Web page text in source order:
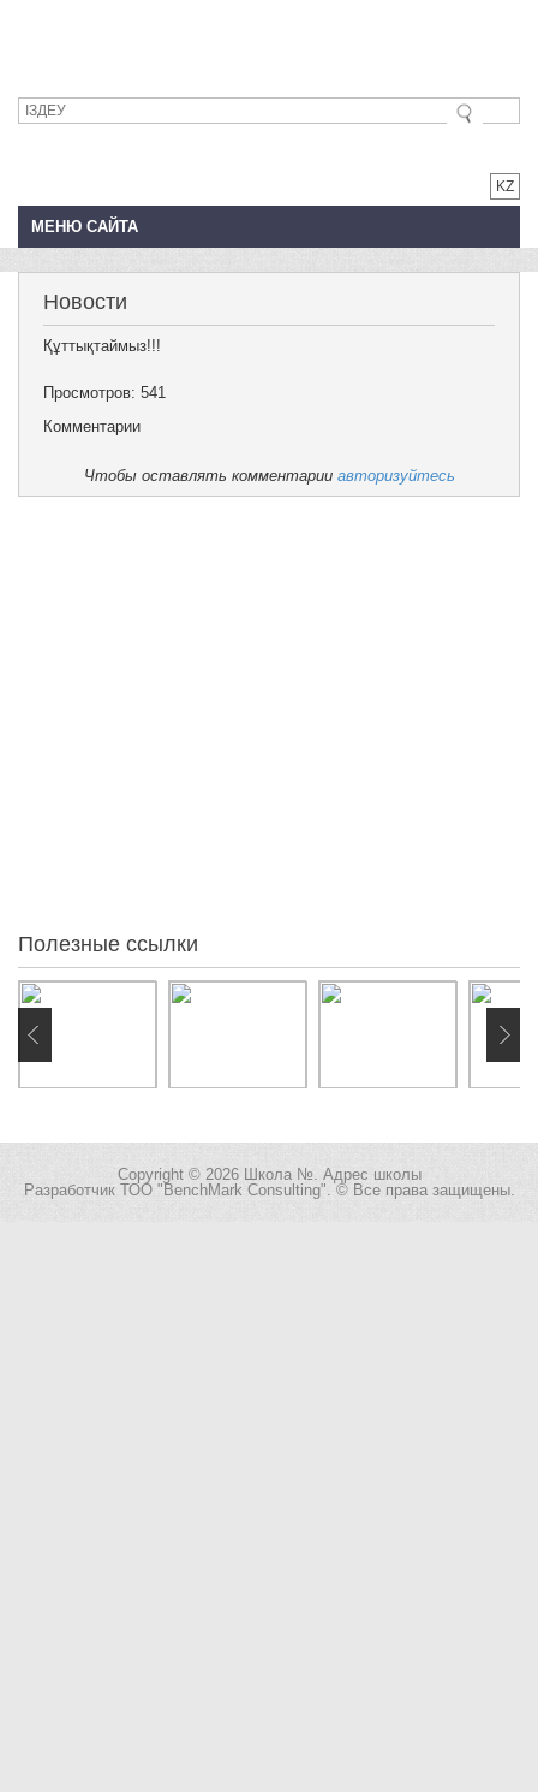
KZ
МЕНЮ САЙТА
Новости
Құттықтаймыз!!!
Просмотров: 541
Комментарии
Чтобы оставлять комментарии авторизуйтесь
Полезные ссылки
Copyright © 2026 Школа №. Адрес школы
Разработчик ТОО "BenchMark Consulting". © Все права защищены.